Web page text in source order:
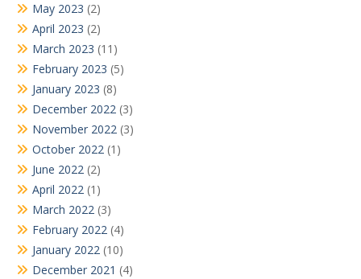
May 2023 (2)
April 2023 (2)
March 2023 (11)
February 2023 (5)
January 2023 (8)
December 2022 (3)
November 2022 (3)
October 2022 (1)
June 2022 (2)
April 2022 (1)
March 2022 (3)
February 2022 (4)
January 2022 (10)
December 2021 (4)